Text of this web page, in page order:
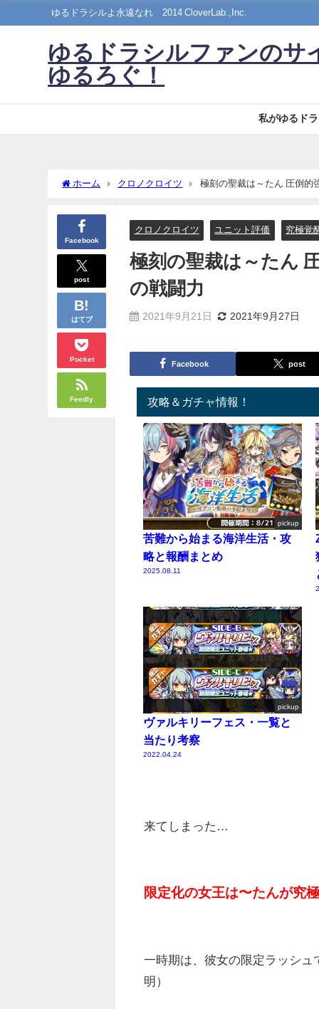
ゆるドラシルよ永遠なれ©2014 CloverLab.,Inc.
ゆるドラシルファンのサ
ゆるろぐ！
私がゆるド
ホーム クロノクロイツ 極刻の聖裁は～たん 圧倒
Facebook
post
はてブ
Pocket
Feedly
クロノクロイツ ユニット評価 究極覚
極刻の聖裁は～たん
の戦闘力
2021年9月21日 2021年9月27日
Facebook post
攻略＆ガチャ情報！
pickup
苦難から始まる海洋生活・攻
略と報酬まとめ
2025.08.11
pickup
ヴァルキリーフェス・一覧と
当たり考察
2022.04.24
来てしまった…
限定化の女王は〜たんが究
一時期は、彼女の限定ラッシュ
明）